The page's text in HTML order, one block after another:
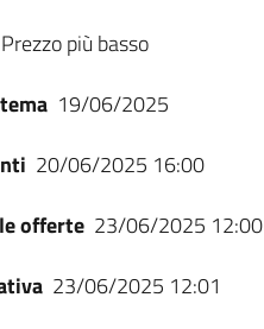
Prezzo più basso
19/06/2025
20/06/2025 16:00
offerte 23/06/2025 12:00
23/06/2025 12:01